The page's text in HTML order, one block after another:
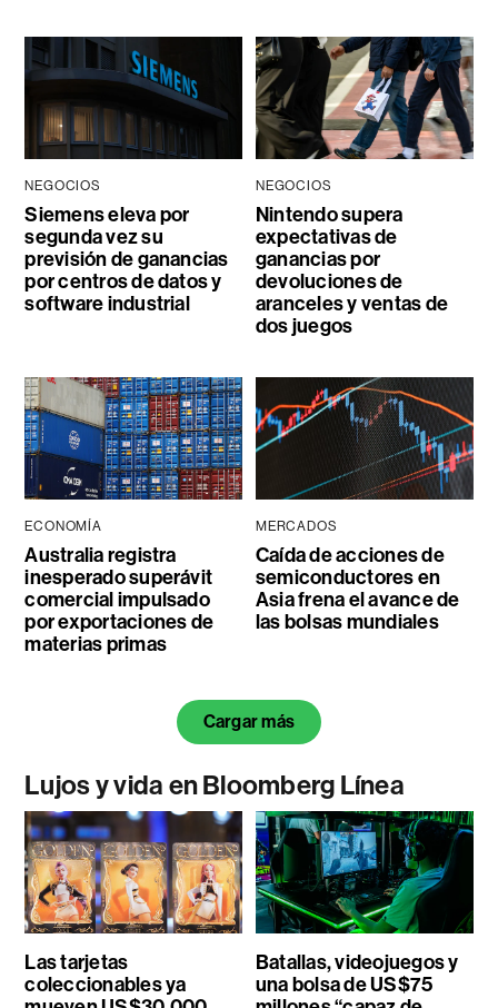
NEGOCIOS
Siemens eleva por
segunda vez su
previsión de ganancias
por centros de datos y
software industrial
NEGOCIOS
Nintendo supera
expectativas de
ganancias por
devoluciones de
aranceles y ventas de
dos juegos
ECONOMÍA
Australia registra
inesperado superávit
comercial impulsado
por exportaciones de
materias primas
MERCADOS
Caída de acciones de
semiconductores en
Asia frena el avance de
las bolsas mundiales
Cargar más
Lujos y vida en Bloomberg Línea
Las tarjetas
coleccionables ya
Batallas, videojuegos y
una bolsa de US$75